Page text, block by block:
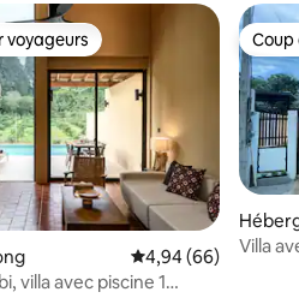
base de 18 commentaires : 5 sur 5
Évaluation
4,94 (66)
villa avec piscine 1
Villa